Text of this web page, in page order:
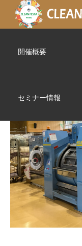
開催概要
セミナー情報